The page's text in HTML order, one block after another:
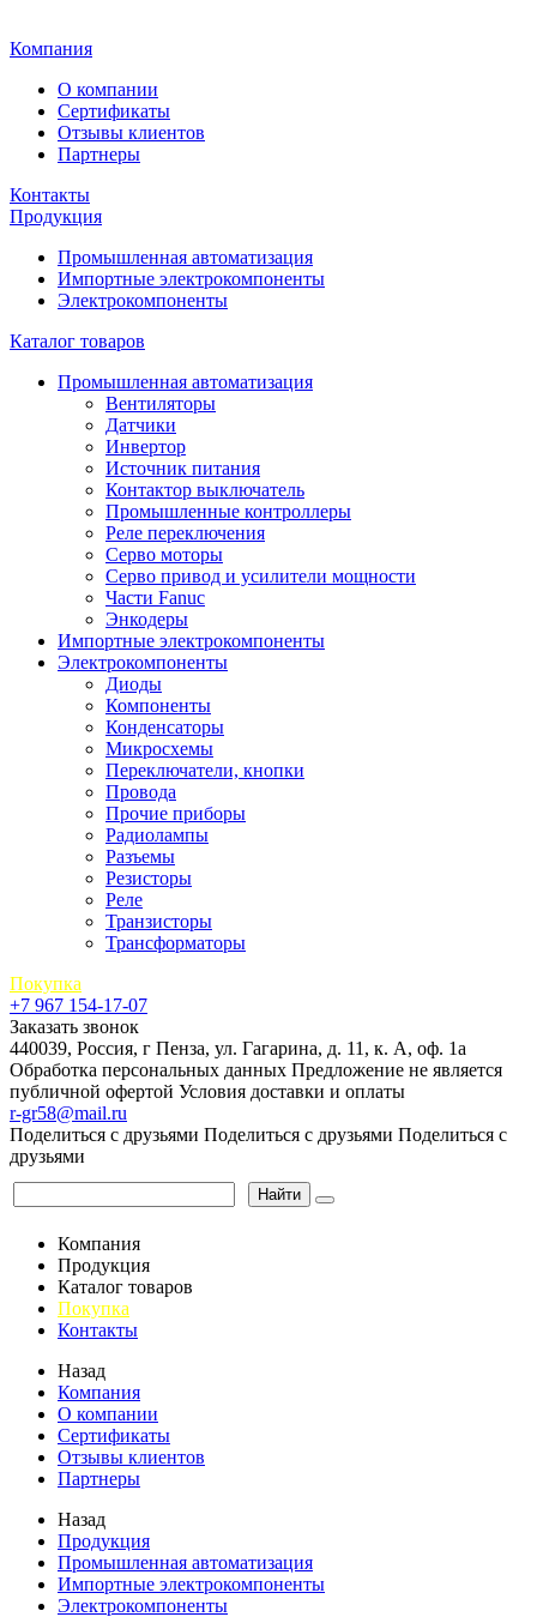
Компания
О компании
Сертификаты
Отзывы клиентов
Партнеры
Контакты
Продукция
Промышленная автоматизация
Импортные электрокомпоненты
Электрокомпоненты
Каталог товаров
Промышленная автоматизация
Вентиляторы
Датчики
Инвертор
Источник питания
Контактор выключатель
Промышленные контроллеры
Реле переключения
Серво моторы
Серво привод и усилители мощности
Части Fanuc
Энкодеры
Импортные электрокомпоненты
Электрокомпоненты
Диоды
Компоненты
Конденсаторы
Микросхемы
Переключатели, кнопки
Провода
Прочие приборы
Радиолампы
Разъемы
Резисторы
Реле
Транзисторы
Трансформаторы
Покупка
+7 967 154-17-07
Заказать звонок
440039, Россия, г Пенза, ул. Гагарина, д. 11, к. А, оф. 1а
Обработка персональных данных Предложение не является
публичной офертой Условия доставки и оплаты
r-gr58@mail.ru
Поделиться с друзьями Поделиться с друзьями Поделиться с
друзьями
Найти
Компания
Продукция
Каталог товаров
Покупка
Контакты
Назад
Компания
О компании
Сертификаты
Отзывы клиентов
Партнеры
Назад
Продукция
Промышленная автоматизация
Импортные электрокомпоненты
Электрокомпоненты